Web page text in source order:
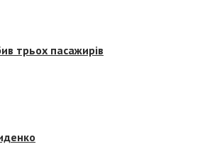
трьох пасажирів